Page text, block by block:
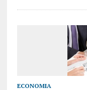
ECONOMIA